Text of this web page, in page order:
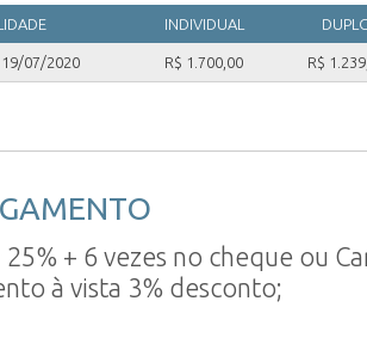
INDIVIDUAL
07/2020 R$ 1.700,00 R$
+ 6 vezes no cheque ou
à vista 3% desconto;